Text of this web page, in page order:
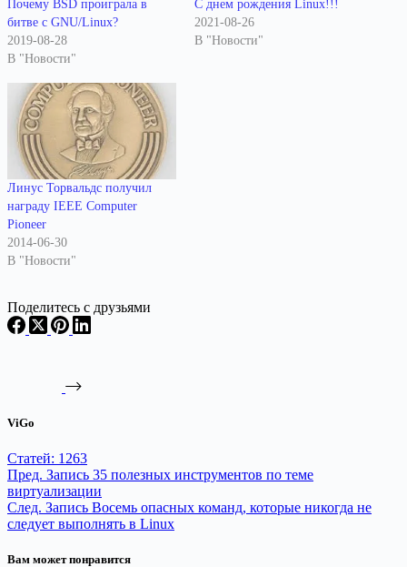
Почему BSD проиграла в
битве с GNU/Linux?
2019-08-28
В "Новости"
С днем рождения Linux!!!
2021-08-26
В "Новости"
Линус Торвальдс получил
награду IEEE Computer
Pioneer
2014-06-30
В "Новости"
Поделитесь с друзьями
ViGo
Статей: 1263
Пред. Запись 35 полезных инструментов по теме
виртуализации
След. Запись Восемь опасных команд, которые никогда не
следует выполнять в Linux
Вам может понравится